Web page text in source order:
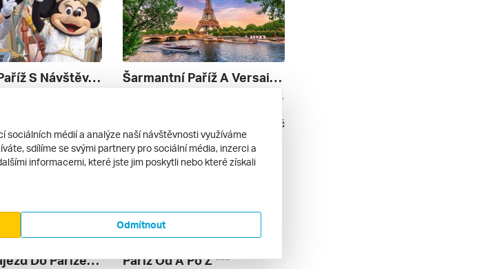
Kouzelná Paříž S Návštěvou Disneylandu ** Šarmantní Paříž A Versailles
Versailles, Paříž, Louvre, Paříž A Okolí, Francie
8 590 Kč
6-denní Zájezd Do Paříže A Zámků Na Řece Loire *** Paříž Od A Po Z ***
sociálních médií a analýze naší návštěvnosti využíváme
sdílíme se svými partnery pro sociální média, inzerci a
informacemi, které jste jim poskytli nebo které získali
Odmítnout